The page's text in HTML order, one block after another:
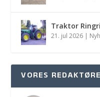
Traktor
21. jul 2026 |
VORES